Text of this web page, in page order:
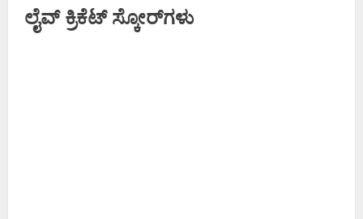
ಲೈವ್ ಕ್ರಿಕೆಟ್ ಸ್ಕೋರ್‌ಗಳು